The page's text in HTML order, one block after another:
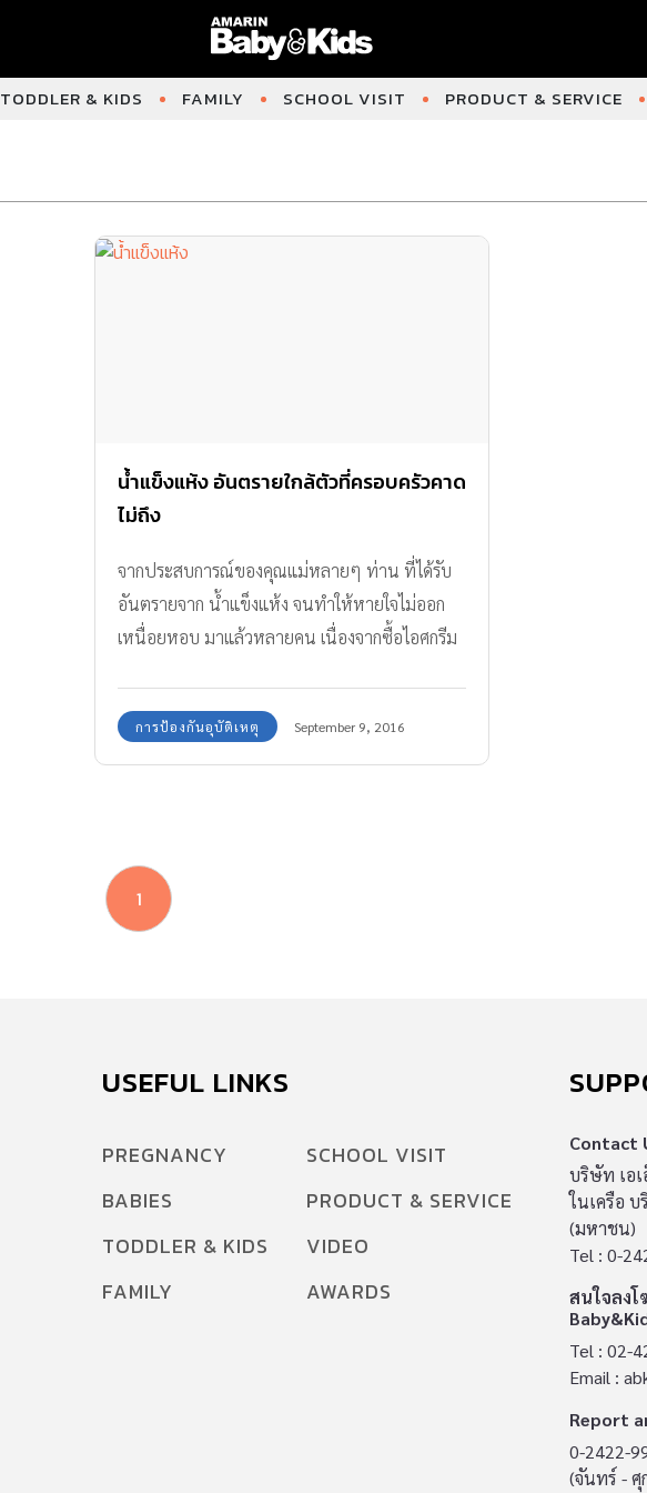
TODDLER & KIDS FAMILY SCHOOL VISIT PRODUCT & SERVICE
น้ำแข็งแห้ง อันตรายใกล้ตัวที่ครอบครัวคาด
ไม่ถึง
จากประสบการณ์ของคุณแม่หลายๆ ท่าน ที่ได้รับ
อันตรายจาก น้ำแข็งแห้ง จนทำให้หายใจไม่ออก
เหนื่อยหอบ มาแล้วหลายคน เนื่องจากซื้อไอศกรีม
การป้องกันอุบัติเหตุ September 9, 2016
1
USEFUL LINKS
PREGNANCY
BABIES
TODDLER & KIDS
FAMILY
SCHOOL VISIT
PRODUCT & SERVICE
VIDEO
AWARDS
Contact
บริษัท เอ
ในเครือ
(มหาชน)
Tel : 0-
สนใจลง
Tel : 02-
Email :
Report
0-2422-
(จันทร์ - ศุ